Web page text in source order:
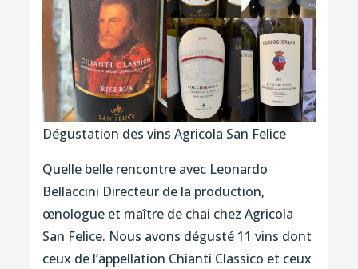
Dégustation des vins Agricola San Felice
Quelle belle rencontre avec Leonardo
Bellaccini Directeur de la production,
œnologue et maître de chai chez Agricola
San Felice. Nous avons dégusté 11 vins dont
ceux de l’appellation Chianti Classico et ceux